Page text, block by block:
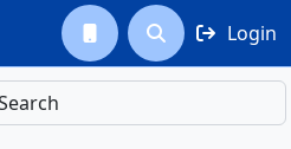
  Login